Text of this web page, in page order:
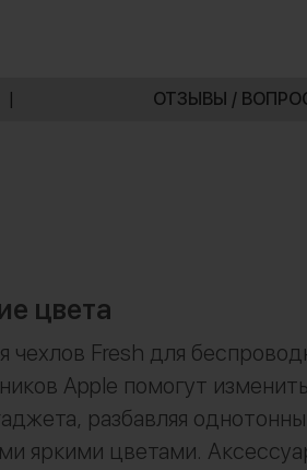
| ОТЗЫВЫ /
цвета
чехлов Fresh для
Apple помогут
разбавляя
яркими цветами.